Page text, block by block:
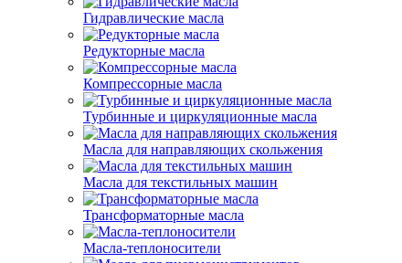
Гидравлические масла
Редукторные масла
Компрессорные масла
Турбинные и циркуляционные масла
Масла для направляющих скольжения
Масла для текстильных машин
Трансформаторные масла
Масла-теплоносители